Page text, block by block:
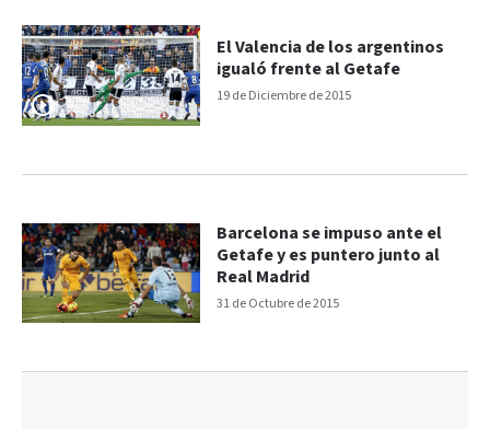
19 de Diciembre de 2015
El Valencia de los argentinos
igualó frente al Getafe
31 de Octubre de 2015
Barcelona se impuso ante el
Getafe y es puntero junto al
Real Madrid